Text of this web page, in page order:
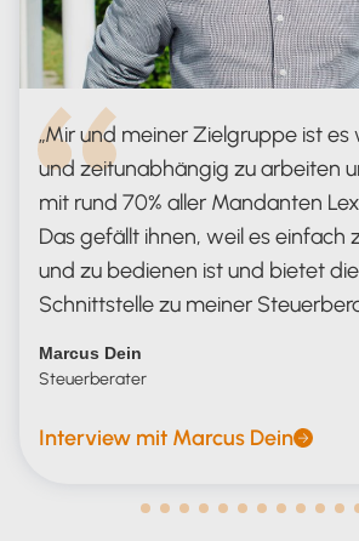
Mir und meiner Zielgruppe ist es
und zeitunabhängig zu arbeiten
mit rund 70% aller Mandanten
Das gefällt ihnen, weil es einfach
und zu bedienen ist und bietet
Schnittstelle zu meiner
Marcus Dein
Steuerberater
Interview mit Marcus Dein